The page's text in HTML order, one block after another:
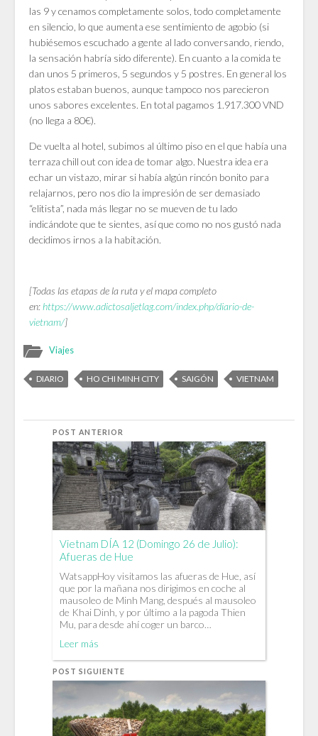
las 9 y cenamos completamente solos, todo completamente
en silencio, lo que aumenta ese sentimiento de agobio (si
hubiésemos escuchado a gente al lado conversando, riendo,
la sensación habría sido diferente). En cuanto a la comida te
dan unos 5 primeros, 5 segundos y 5 postres. En general los
platos estaban buenos, aunque tampoco nos parecieron
unos sabores excelentes. En total pagamos 1.917.300 VND
(no llega a 80€).
De vuelta al hotel, subimos al último piso en el que había una
terraza chill out con idea de tomar algo. Nuestra idea era
echar un vistazo, mirar si había algún rincón bonito para
relajarnos, pero nos dio la impresión de ser demasiado
“elitista”, nada más llegar no se mueven de tu lado
indicándote que te sientes, así que como no nos gustó nada
decidimos irnos a la habitación.
[Todas las etapas de la ruta y el mapa completo
en: https://www.adictosaljetlag.com/index.php/diario-de-
vietnam/]
Viajes
DIARIO HO CHI MINH CITY SAIGÓN VIETNAM
POST ANTERIOR
Vietnam DÍA 12 (Domingo 26 de Julio):
Afueras de Hue
WatsappHoy visitamos las afueras de Hue, así
que por la mañana nos dirigimos en coche al
mausoleo de Minh Mang, después al mausoleo
de Khai Dinh, y por último a la pagoda Thien
Mu, para desde ahí coger un barco…
Leer más
POST SIGUIENTE